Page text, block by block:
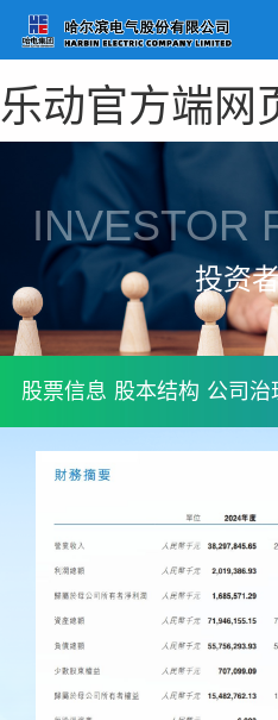
乐动官方端网
INVESTOR
投资
股票信息 股本结构 公司治